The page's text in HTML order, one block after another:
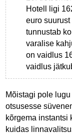
Hotell ligi
euro
tunnustab
varalise
on vaidlus
vaidlus
Mõistagi pole
otsusesse
kõrgema instantsi
kuidas